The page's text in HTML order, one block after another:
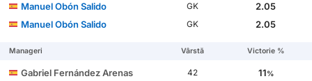
Manuel Obón Salido
GK
2.05
Manuel Obón Salido
GK 2.05
Manageri Vârstă Victorie %
Gabriel Fernández Arenas 42 11%